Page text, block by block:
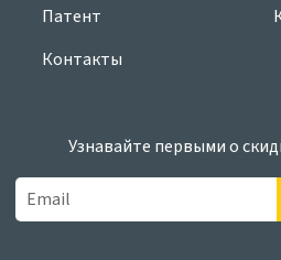
Патент
Контакты
Узнавайте первыми о